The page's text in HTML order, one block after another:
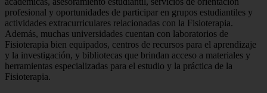
profesional y oportunidades de participar en grupos estudiantiles y
actividades extracurriculares relacionadas con la Fisioterapia.
Además, muchas universidades cuentan con laboratorios de
Fisioterapia bien equipados, centros de recursos para el aprendizaje
y la investigación, y bibliotecas que brindan acceso a materiales y
herramientas especializadas para el estudio y la práctica de la
Fisioterapia.